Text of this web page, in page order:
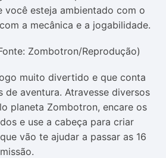
você esteja ambientado com o
a mecânica e a jogabilidade.
Zombotron/Reprodução)
muito divertido e que conta
de aventura. Atravesse diversos
planeta Zombotron, encare os
e use a cabeça para criar
vão te ajudar a passar as 16